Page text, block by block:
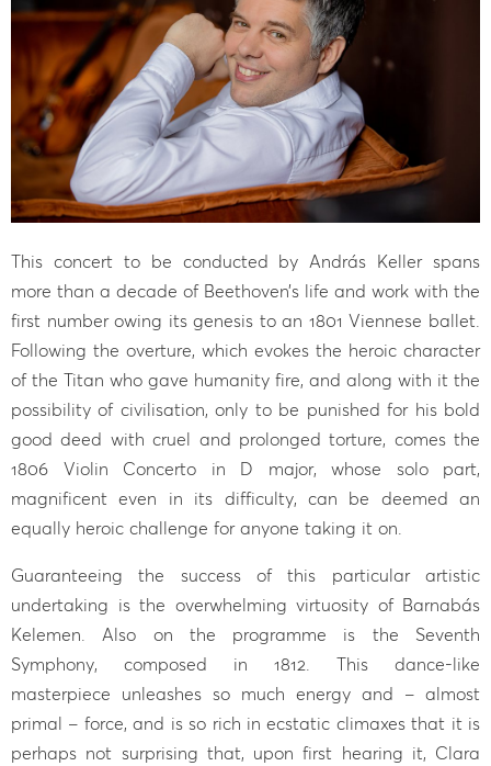
This concert to be conducted by András Keller spans
more than a decade of Beethoven’s life and work with the
first number owing its genesis to an 1801 Viennese ballet.
Following the overture, which evokes the heroic character
of the Titan who gave humanity fire, and along with it the
possibility of civilisation, only to be punished for his bold
good deed with cruel and prolonged torture, comes the
1806 Violin Concerto in D major, whose solo part,
magnificent even in its difficulty, can be deemed an
equally heroic challenge for anyone taking it on.
Guaranteeing the success of this particular artistic
undertaking is the overwhelming virtuosity of Barnabás
Kelemen. Also on the programme is the Seventh
Symphony, composed in 1812. This dance-like
masterpiece unleashes so much energy and – almost
primal – force, and is so rich in ecstatic climaxes that it is
perhaps not surprising that, upon first hearing it, Clara